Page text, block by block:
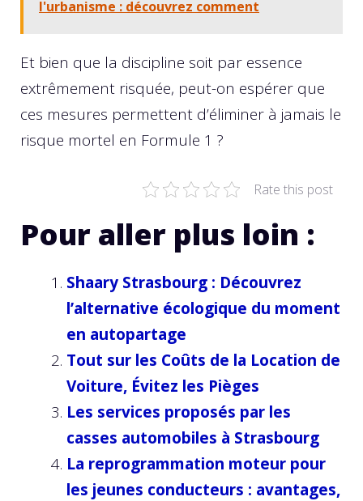
l'urbanisme : découvrez comment
Et bien que la discipline soit par essence
extrêmement risquée, peut-on espérer que
ces mesures permettent d’éliminer à jamais le
risque mortel en Formule 1 ?
Rate this post
Pour aller plus loin :
Shaary Strasbourg : Découvrez
l’alternative écologique du moment
en autopartage
Tout sur les Coûts de la Location de
Voiture, Évitez les Pièges
Les services proposés par les
casses automobiles à Strasbourg
La reprogrammation moteur pour
les jeunes conducteurs : avantages,